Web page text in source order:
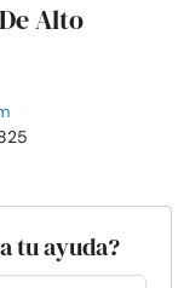
Alto
tu ayuda?